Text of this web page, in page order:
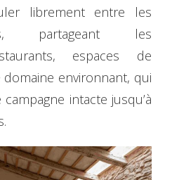
librement entre les
partageant les
espaces de
environnant, qui
intacte jusqu’à